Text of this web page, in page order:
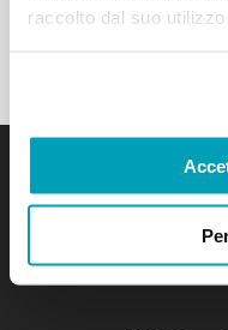
raccolto dal suo